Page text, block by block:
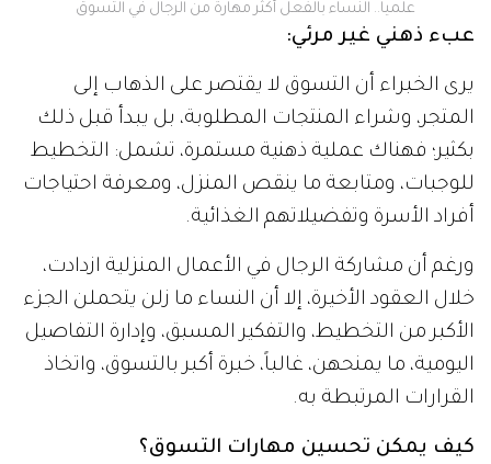
علمياً.. النساء بالفعل أكثر مهارة من الرجال في التسوق
عبء ذهني غير مرئي:
يرى الخبراء أن التسوق لا يقتصر على الذهاب إلى
المتجر، وشراء المنتجات المطلوبة، بل يبدأ قبل ذلك
بكثير؛ فهناك عملية ذهنية مستمرة، تشمل: التخطيط
للوجبات، ومتابعة ما ينقص المنزل، ومعرفة احتياجات
أفراد الأسرة وتفضيلاتهم الغذائية.
ورغم أن مشاركة الرجال في الأعمال المنزلية ازدادت،
خلال العقود الأخيرة، إلا أن النساء ما زلن يتحملن الجزء
الأكبر من التخطيط، والتفكير المسبق، وإدارة التفاصيل
اليومية، ما يمنحهن، غالباً، خبرة أكبر بالتسوق، واتخاذ
القرارات المرتبطة به.
كيف يمكن تحسين مهارات التسوق؟